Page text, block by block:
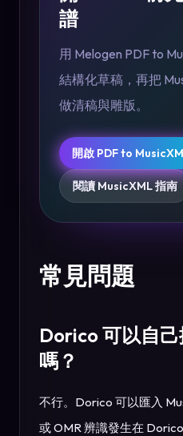
譜
用 Melogen PDF to
結構化草稿，再把
做清稿與雕版。
開啟 PDF to
閱讀 MusicXML 指南
常見問題
Dorico 可以自
嗎？
不行。Dorico 可以匯入
或 OMR 辨識發生在